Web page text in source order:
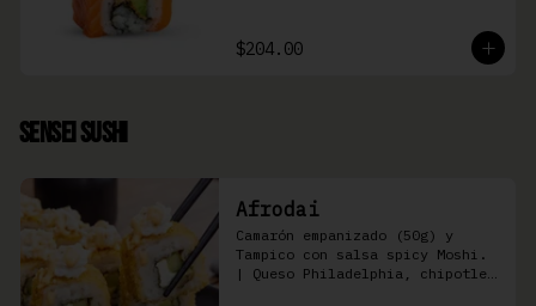
$204.00
Sensei Sushi
Afrodai
Camarón empanizado (50g) y
Tampico con salsa spicy Moshi.
| Queso Philadelphia, chipotle,